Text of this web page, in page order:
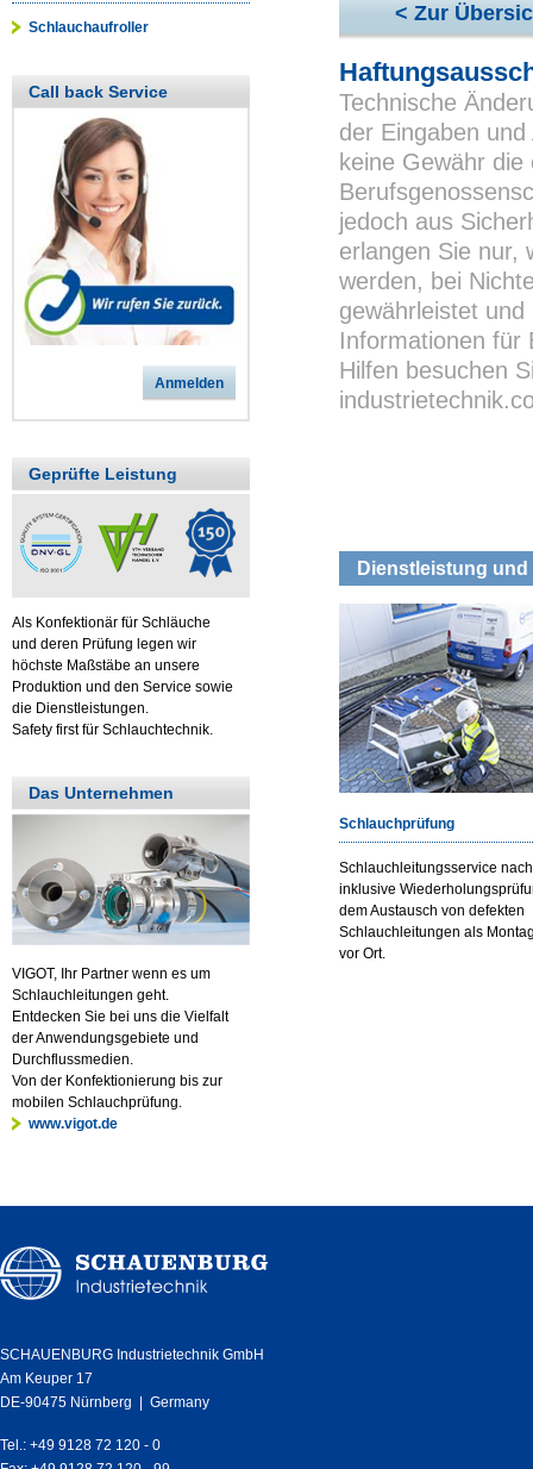
< Zur
Technische
der Eingaben
keine Gewähr
jedoch aus
erlangen Sie nur,
werden, bei
gewährleistet
Informationen für
Hilfen besuchen
Dienstleistung
Schlauchprüfung
Schlauchleitungsservice
inklusive
dem Austausch von defekten
Schlauchleitungen als
vor Ort.
Schlauchaufroller
Call back Service
Anmelden
Geprüfte Leistung
Als Konfektionär für Schläuche
und deren Prüfung legen wir
höchste Maßstäbe an unsere
Produktion und den Service sowie
die Dienstleistungen.
Safety first für Schlauchtechnik.
Das Unternehmen
VIGOT, Ihr Partner wenn es um
Schlauchleitungen geht.
Entdecken Sie bei uns die Vielfalt
der Anwendungsgebiete und
Durchflussmedien.
Von der Konfektionierung bis zur
mobilen Schlauchprüfung.
www.vigot.de
SCHAUENBURG Industrietechnik GmbH
Am Keuper 17
DE-90475 Nürnberg | Germany
Tel.: +49 9128 72 120 - 0